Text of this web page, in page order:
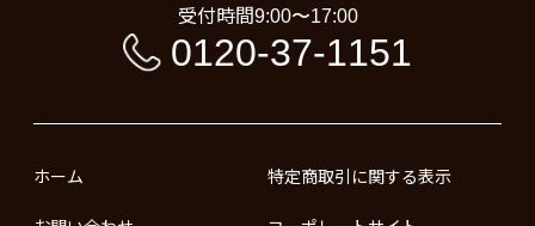
受付時間9:00〜17:00
0120-37-1151
ホーム 特定商取引に関する表示